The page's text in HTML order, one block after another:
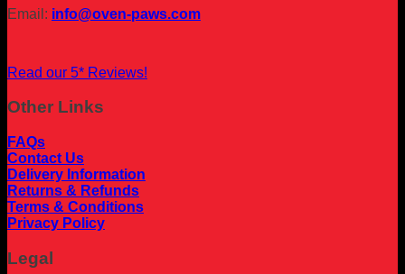
Email: info@oven-paws.com
Read our 5* Reviews!
Other Links
FAQs
Contact Us
Delivery Information
Returns & Refunds
Terms & Conditions
Privacy Policy
Legal